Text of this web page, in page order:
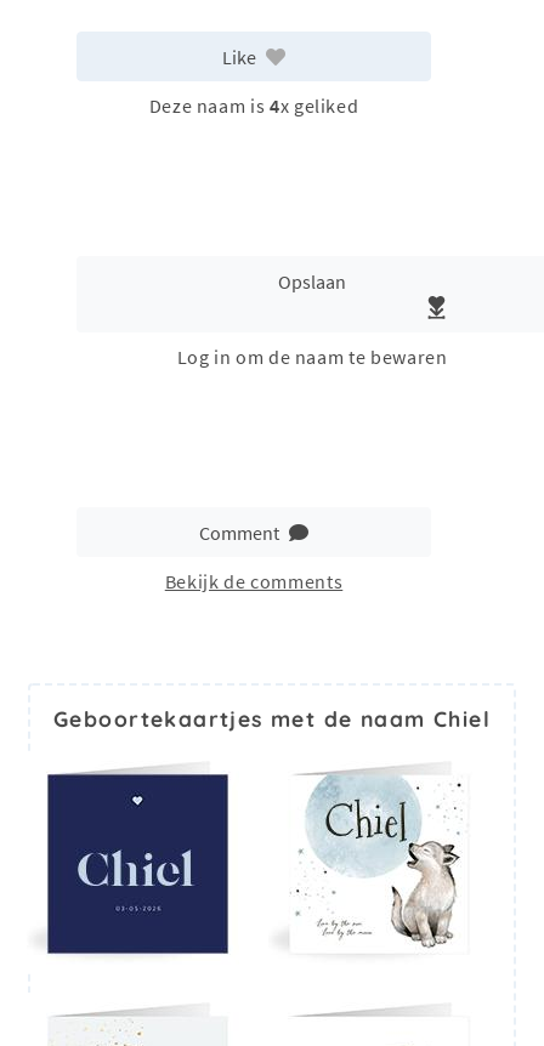
Like
Deze naam is 4x geliked
Opslaan
Log in om de naam te bewaren
Comment
Bekijk de comments
Geboortekaartjes met de naam Chiel